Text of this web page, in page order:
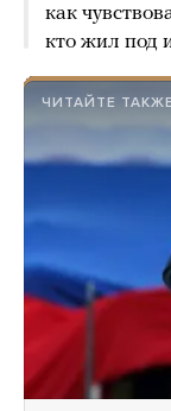
как
кто жил под
ЧИТАЙТЕ ТАКЖЕ